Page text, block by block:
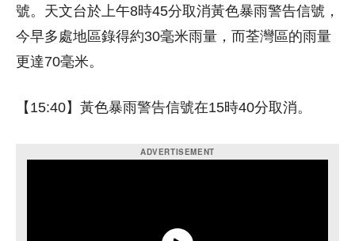
號。天文台於上午8時45分取消黃色暴雨警告信號，
今早多處地區錄得約30毫米雨量，而荃灣區的雨量
更達70毫米。
【15:40】黃色暴雨警告信號在15時40分取消。